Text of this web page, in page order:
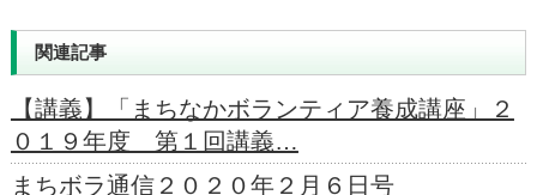
関連記事
【講義】「まちなかボランティア養成講座」２
０１９年度 第１回講義…
まちボラ通信２０２０年２月６日号